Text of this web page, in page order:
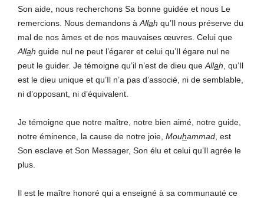
Son aide, nous recherchons Sa bonne guidée et nous Le
remercions. Nous demandons à Allah qu’Il nous préserve du
mal de nos âmes et de nos mauvaises œuvres. Celui que
Allah guide nul ne peut l’égarer et celui qu’Il égare nul ne
peut le guider. Je témoigne qu’il n’est de dieu que Allah , qu’Il
est le dieu unique et qu’Il n’a pas d’associé, ni de semblable,
ni d’opposant, ni d’équivalent.
Je témoigne que notre maître, notre bien aimé, notre guide,
notre éminence, la cause de notre joie, Mouhammad , est
Son esclave et Son Messager, Son élu et celui qu’Il agrée le
plus.
Il est le maître honoré qui a enseigné à sa communauté ce